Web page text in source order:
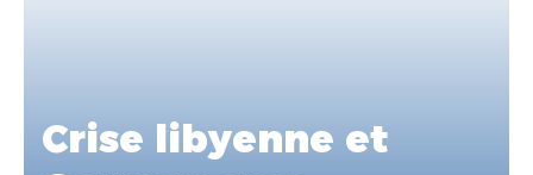
Crise libyenne et